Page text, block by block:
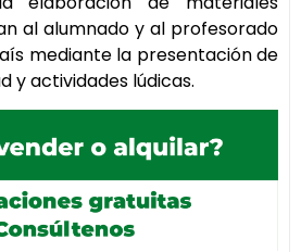
al alumnado y al profesorado
mediante la presentación de
y actividades lúdicas.